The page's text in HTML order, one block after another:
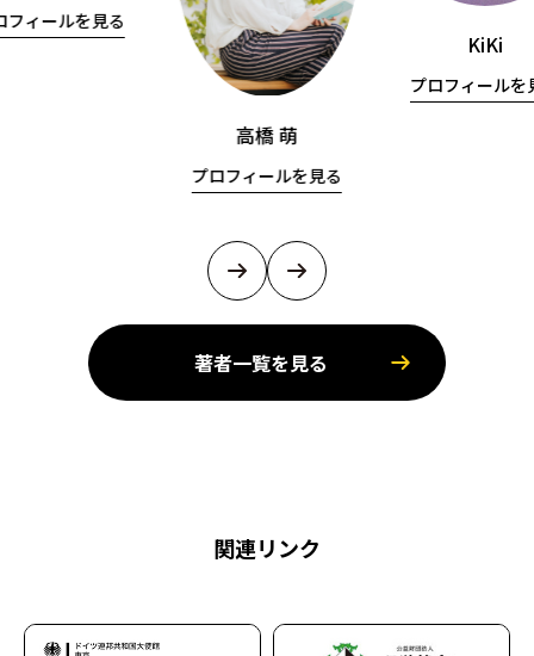
フィールを見る
高橋 萌
プロフィールを見る
KiKi
プロフィールを
著者一覧を見る
関連リンク